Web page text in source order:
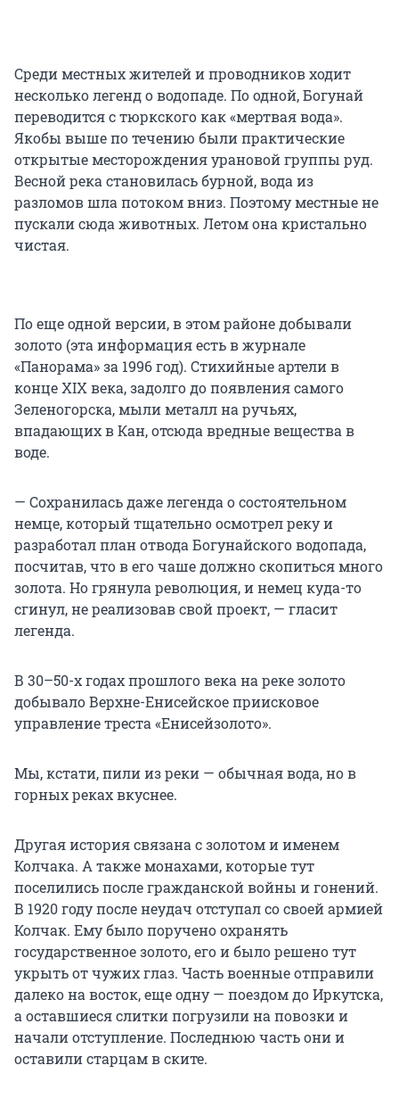
Среди местных жителей и проводников ходит
несколько легенд о водопаде. По одной, Богунай
переводится с тюркского как «мертвая вода».
Якобы выше по течению были практические
открытые месторождения урановой группы руд.
Весной река становилась бурной, вода из
разломов шла потоком вниз. Поэтому местные не
пускали сюда животных. Летом она кристально
чистая.
По еще одной версии, в этом районе добывали
золото (эта информация есть в журнале
«Панорама» за 1996 год). Стихийные артели в
конце XIX века, задолго до появления самого
Зеленогорска, мыли металл на ручьях,
впадающих в Кан, отсюда вредные вещества в
воде.
— Сохранилась даже легенда о состоятельном
немце, который тщательно осмотрел реку и
разработал план отвода Богунайского водопада,
посчитав, что в его чаше должно скопиться много
золота. Но грянула революция, и немец куда-то
сгинул, не реализовав свой проект, — гласит
легенда.
В 30–50-х годах прошлого века на реке золото
добывало Верхне-Енисейское приисковое
управление треста «Енисейзолото».
Мы, кстати, пили из реки — обычная вода, но в
горных реках вкуснее.
Другая история связана с золотом и именем
Колчака. А также монахами, которые тут
поселились после гражданской войны и гонений.
В 1920 году после неудач отступал со своей армией
Колчак. Ему было поручено охранять
государственное золото, его и было решено тут
укрыть от чужих глаз. Часть военные отправили
далеко на восток, еще одну — поездом до Иркутска,
а оставшиеся слитки погрузили на повозки и
начали отступление. Последнюю часть они и
оставили старцам в ските.